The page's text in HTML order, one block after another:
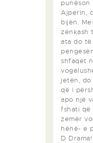
punëson
Ajperin,
bijën.
zënkash
ata do të
shfaqet
jetën,
që i
apo një
fshati që
zemër
hënë- e
D Drama!